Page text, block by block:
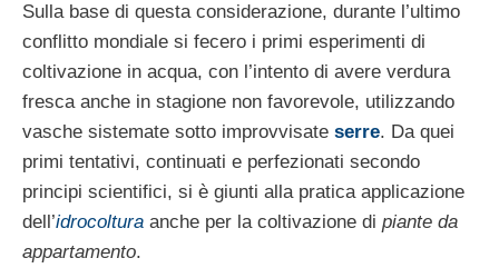
Sulla base di questa considerazione, durante l’ultimo
conflitto mondiale si fecero i primi esperimenti di
coltivazione in acqua, con l’intento di avere verdura
fresca anche in sta­gione non favorevole, utilizzando
vasche si­stemate sotto improvvisate serre. Da quei
pri­mi tentativi, continuati e perfezionati secon­do
principi scientifici, si è giunti alla pratica applicazione
dell’idrocoltura anche per la col­tivazione di piante da
appartamento.